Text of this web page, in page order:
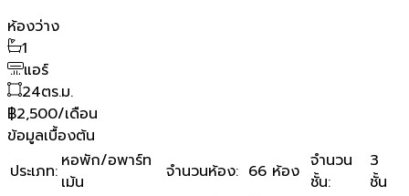
ห้องว่าง
1
แอร์
24ตร.ม.
฿2,500/เดือน
ข้อมูลเบื้องต้น
ประเภท: หอพัก/อพาร์ท
เม้น
จำนวนห้อง: 66 ห้อง จำนวน
ชั้น:
3
ชั้น